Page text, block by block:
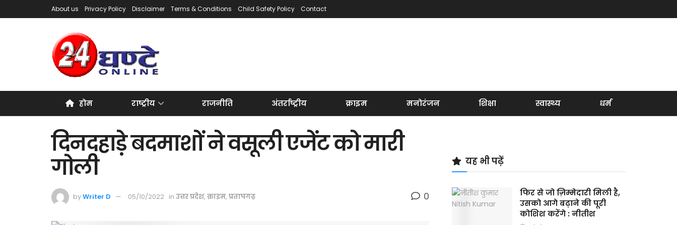
About us Privacy Policy Disclaimer Terms & Conditions Child Safety Policy Contact
होम राष्ट्रीय राजनीति अंतर्राष्ट्रीय क्राइम मनोरंजन शिक्षा स्वास्थ्य धर्म
दिनदहाड़े बदमाशों ने वसूली एजेंट को मारी
गोली
byWriter D 05/10/2022 in उत्तर प्रदेश, क्राइम, प्रतापगढ़ 0
यह भी पढ़ें
फिर से जो ज़िम्मेदारी मिली है,
उसको आगे बढ़ाने की पूरी
कोशिश करेंगे : नीतीश